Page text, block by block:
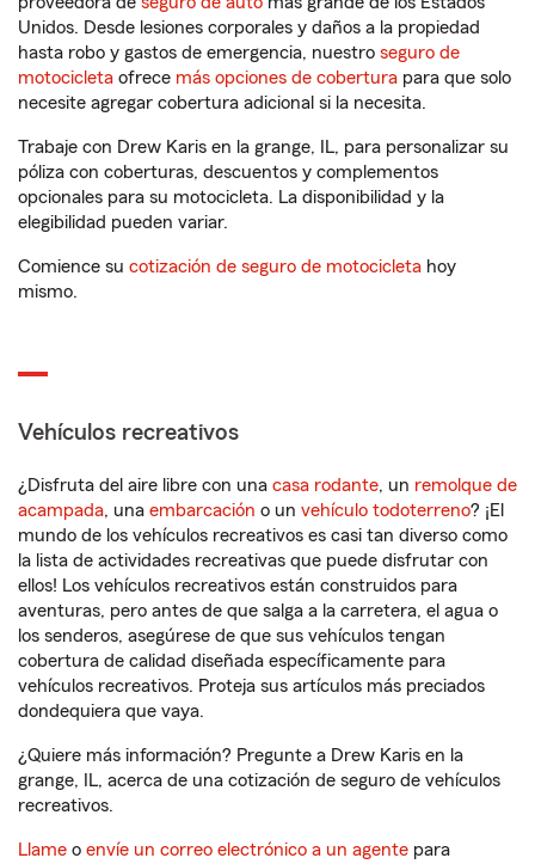
Unidos. Desde lesiones corporales y daños a la propiedad
hasta robo y gastos de emergencia, nuestro seguro de
motocicleta ofrece más opciones de cobertura para que solo
necesite agregar cobertura adicional si la necesita.
Trabaje con Drew Karis en la grange, IL, para personalizar su
póliza con coberturas, descuentos y complementos
opcionales para su motocicleta. La disponibilidad y la
elegibilidad pueden variar.
Comience su cotización de seguro de motocicleta hoy
mismo.
Vehículos recreativos
¿Disfruta del aire libre con una casa rodante, un remolque de
acampada, una embarcación o un vehículo todoterreno? ¡El
mundo de los vehículos recreativos es casi tan diverso como
la lista de actividades recreativas que puede disfrutar con
ellos! Los vehículos recreativos están construidos para
aventuras, pero antes de que salga a la carretera, el agua o
los senderos, asegúrese de que sus vehículos tengan
cobertura de calidad diseñada específicamente para
vehículos recreativos. Proteja sus artículos más preciados
dondequiera que vaya.
¿Quiere más información? Pregunte a Drew Karis en la
grange, IL, acerca de una cotización de seguro de vehículos
recreativos.
Llame o envíe un correo electrónico a un agente para